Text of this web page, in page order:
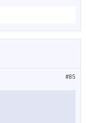
не тянет.
#85